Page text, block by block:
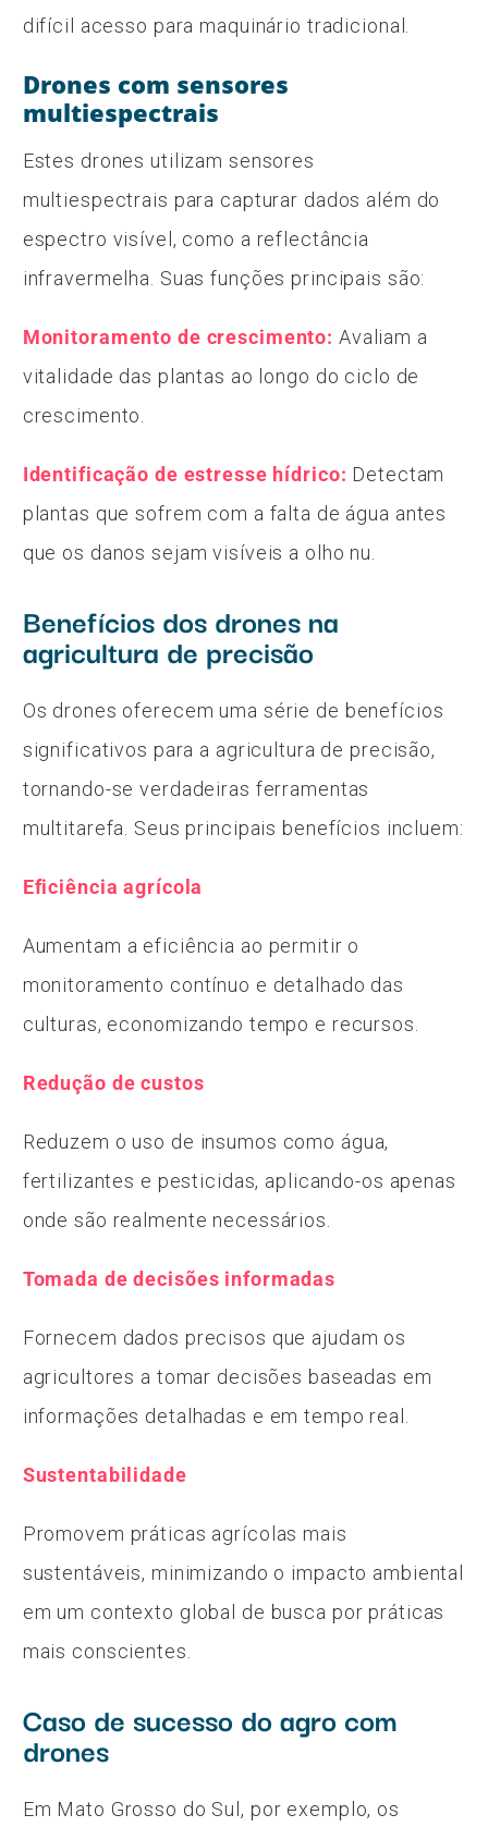
difícil acesso para maquinário tradicional.
Drones com sensores
multiespectrais
Estes drones utilizam sensores
multiespectrais para capturar dados além do
espectro visível, como a reflectância
infravermelha. Suas funções principais são:
Monitoramento de crescimento: Avaliam a
vitalidade das plantas ao longo do ciclo de
crescimento.
Identificação de estresse hídrico: Detectam
plantas que sofrem com a falta de água antes
que os danos sejam visíveis a olho nu.
Benefícios dos drones na
agricultura de precisão
Os drones oferecem uma série de benefícios
significativos para a agricultura de precisão,
tornando-se verdadeiras ferramentas
multitarefa. Seus principais benefícios incluem:
Eficiência agrícola
Aumentam a eficiência ao permitir o
monitoramento contínuo e detalhado das
culturas, economizando tempo e recursos.
Redução de custos
Reduzem o uso de insumos como água,
fertilizantes e pesticidas, aplicando-os apenas
onde são realmente necessários.
Tomada de decisões informadas
Fornecem dados precisos que ajudam os
agricultores a tomar decisões baseadas em
informações detalhadas e em tempo real.
Sustentabilidade
Promovem práticas agrícolas mais
sustentáveis, minimizando o impacto ambiental
em um contexto global de busca por práticas
mais conscientes.
Caso de sucesso do agro com
drones
Em Mato Grosso do Sul, por exemplo, os